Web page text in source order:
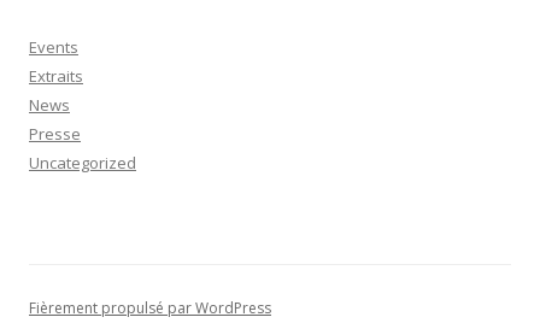
Events
Extraits
News
Presse
Uncategorized
Fièrement propulsé par WordPress